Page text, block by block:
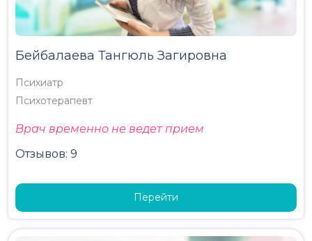
Бейбалаева Тангюль Загировна
Психиатр
Психотерапевт
Врач временно не ведет прием
Отзывов: 9
Перейти